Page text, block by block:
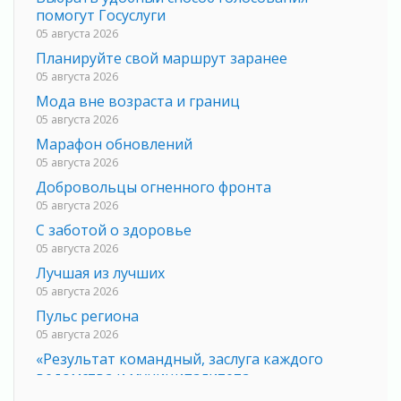
помогут Госуслуги
05 августа 2026
Планируйте свой маршрут заранее
05 августа 2026
Мода вне возраста и границ
05 августа 2026
Марафон обновлений
05 августа 2026
Добровольцы огненного фронта
05 августа 2026
С заботой о здоровье
05 августа 2026
Лучшая из лучших
05 августа 2026
Пульс региона
05 августа 2026
«Результат командный, заслуга каждого
ведомства и муниципалитета»